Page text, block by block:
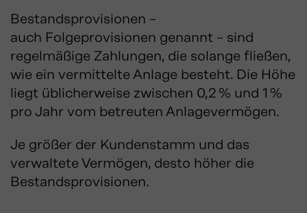
Bestandsprovisionen –
auch Folgeprovisionen genannt – sind
regelmäßige Zahlungen, die solange fließen,
wie ein vermittelte Anlage besteht. Die Höhe
liegt üblicherweise zwischen 0,2 % und 1 %
pro Jahr vom betreuten Anlagevermögen.
Je größer der Kundenstamm und das
verwaltete Vermögen, desto höher die
Bestandsprovisionen.